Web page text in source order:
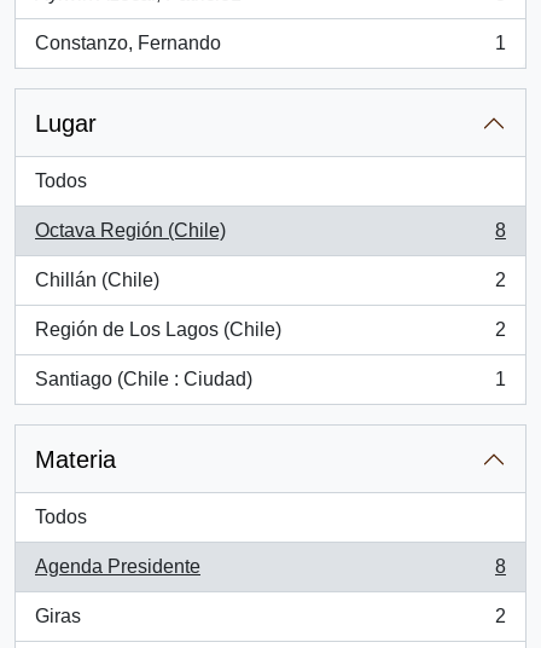
, 3 resultados
Constanzo, Fernando
, 1 resultados
1
Lugar
Todos
Octava Región (Chile)
, 8 resultados
8
Chillán (Chile)
, 2 resultados
2
Región de Los Lagos (Chile)
, 2 resultados
2
Santiago (Chile : Ciudad)
, 1 resultados
1
Materia
Todos
Agenda Presidente
, 8 resultados
8
Giras
, 2 resultados
2